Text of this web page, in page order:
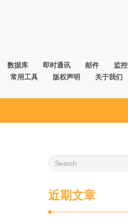
数据库 即时通讯 邮件 监控
常用工具 版权声明 关于我们
近期文章